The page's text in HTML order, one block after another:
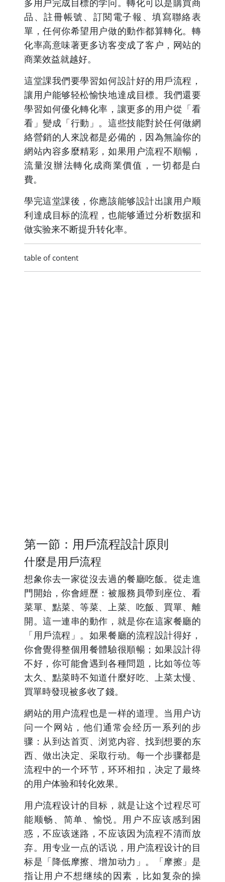
品、註冊帳號、訂閱電子報、填寫聯絡表
單，任何你希望用户做的動作都算轉化。轉
化率高意味著更多访客变成了客户，网站的
商業效益就越好。
這堂課我們要學習如何設計好的用戶流程，
讓用户能够轻松愉快地達成目標。我們還要
學習如何優化轉化率，讓更多的用户從「看
看」變成「行動」。這些技能對於任何做網
絡營銷的人來說都是必備的，因為無論你的
網站內容多麼精彩，如果用户流程不順暢，
流量沒辦法轉化成商業價值，一切都是白
費。
學完這堂課後，你應該能够設計出讓用户顺
利達成目标的流程，也能够通过分析数据和
做实验来不断提升转化率。
table of content
第一節：用戶流程設計原則
什麼是用戶流程
想象你去一家從沒去過的餐廳吃飯。從走進
門開始，你會經歷：被服務員帶到座位、看
菜單、點菜、等菜、上菜、吃飯、買單、離
開。這一連串的動作，就是你在這家餐廳的
「用戶流程」。如果餐廳的流程設計得好，
你會覺得整個用餐體驗很順暢；如果設計得
不好，你可能會遇到各種問題，比如等位等
太久、點菜時不知道什麼好吃、上菜太慢、
買單時發現被多收了錢。
網站的用户流程也是一样的道理。当用户访
问一个网站，他们通常会经历一系列的步
骤：从到达首页、浏览内容、找到想要的东
西、做出决定、采取行动。每一个步骤都是
流程中的一个环节，环环相扣，决定了最终
的用户体验和转化效果。
用户流程设计的目标，就是让这个过程尽可
能顺畅、简单、愉悦。用户不应该感到困
惑，不应该迷路，不应该因为流程不清而放
弃。用专业一点的话说，用户流程设计的目
标是「降低摩擦、增加动力」。「摩擦」是
指让用户不想继续的因素，比如复杂的操